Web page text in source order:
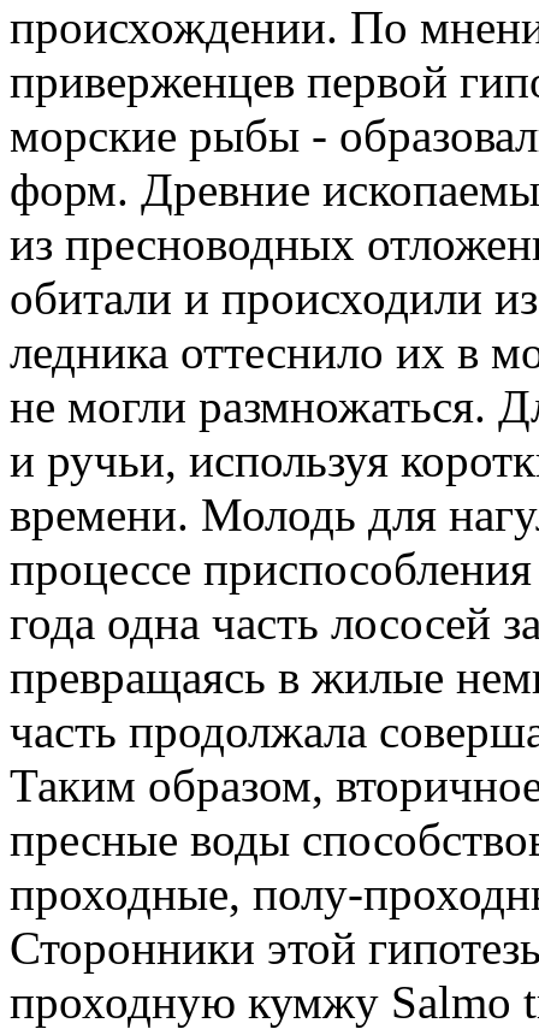
происхождении. По
приверженцев первой
морские рыбы -
форм. Древние
из пресноводных
обитали и происходили
ледника оттеснило их в
не могли размножаться.
и ручьи, используя
времени. Молодь для
процессе
года одна часть лососей
превращаясь в жилые
часть продолжала
Таким образом,
пресные воды
проходные, полу-
Сторонники этой
проходную кумжу Salmo